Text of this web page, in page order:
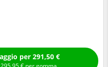
Compra con montaggio per 291,50 €